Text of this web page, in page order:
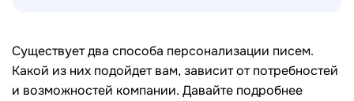
Существует два способа персонализации писем.
Какой из них подойдет вам, зависит от потребностей
и возможностей компании. Давайте подробнее